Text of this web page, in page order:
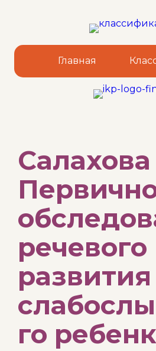
Главная
речевого
развития
го